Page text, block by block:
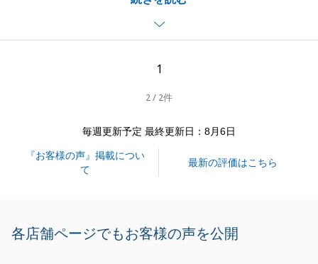
今回はM様以外にも関係者様がいらっしゃいましたの
煩雑なお手続きも多かった中で、お忙しい中にもかか
ありがとうございました。
お困りごとがございましたら、お気軽にご連絡頂けれ
1
2 / 2件
毎週更新予定 最終更新日：8月6日
『お客様の声』掲載につい
て
最新の評価はこちら
各店舗ページでもお客様の声を公開